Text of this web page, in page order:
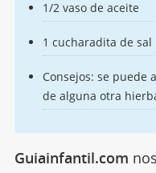
1/2 vaso de aceite
1 cucharadita de sal
Consejos: se puede
de alguna otra
Guiainfantil.com